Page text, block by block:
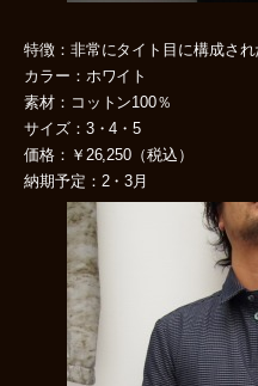
特徴：非常にタイト目に構成され
カラー：ホワイト
素材：コットン100％
サイズ：3・4・5
価格：￥26,250（税込）
納期予定：2・3月